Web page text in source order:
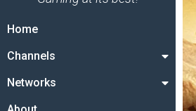
Home
Channels
Networks